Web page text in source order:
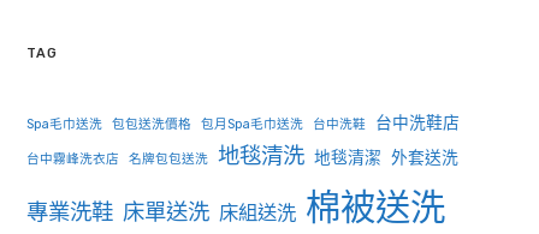
TAG
Spa毛巾送洗 包包送洗價格 包月Spa毛巾送洗 台中洗鞋 台中洗鞋店
台中霧峰洗衣店 名牌包包送洗 地毯清洗 地毯清潔 外套送洗
專業洗鞋 床單送洗 床組送洗 棉被送洗